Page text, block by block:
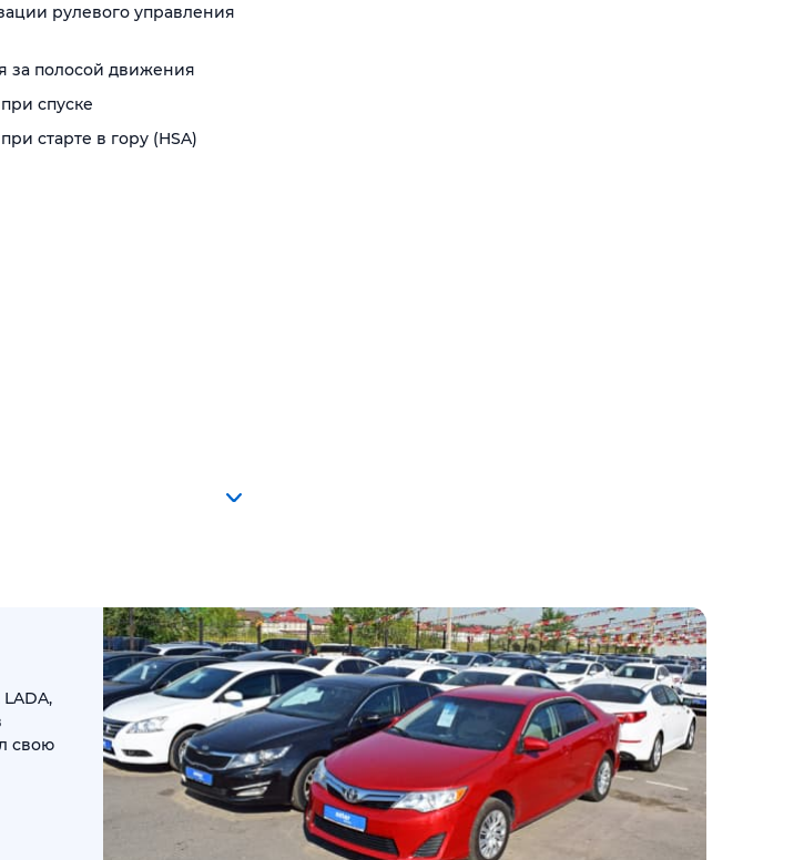
рулевого управления
за полосой движения
спуске
старте в гору (HSA)
свою